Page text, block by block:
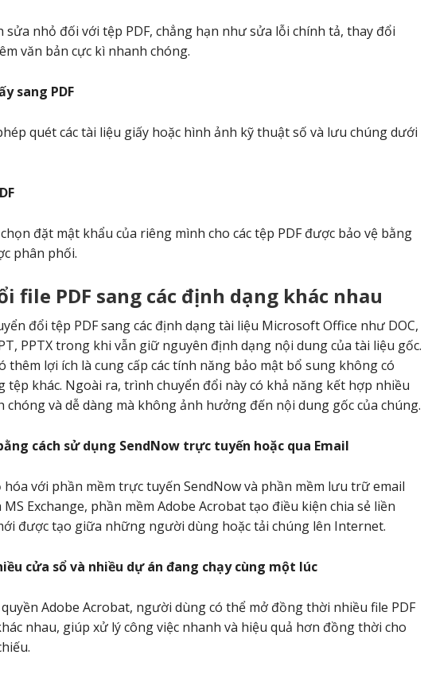
sửa nhỏ đối với tệp PDF, chẳng hạn như sửa lỗi chính tả, thay đổi
văn bản cực kì nhanh chóng.
sang PDF
quét các tài liệu giấy hoặc hình ảnh kỹ thuật số và lưu chúng dưới
đặt mật khẩu của riêng mình cho các tệp PDF được bảo vệ bằng
phân phối.
file PDF sang các định dạng khác nhau
đổi tệp PDF sang các định dạng tài liệu Microsoft Office như DOC,
PPTX trong khi vẫn giữ nguyên định dạng nội dung của tài liệu gốc.
thêm lợi ích là cung cấp các tính năng bảo mật bổ sung không có
tệp khác. Ngoài ra, trình chuyển đổi này có khả năng kết hợp nhiều
chóng và dễ dàng mà không ảnh hưởng đến nội dung gốc của chúng.
cách sử dụng SendNow trực tuyến hoặc qua Email
hóa với phần mềm trực tuyến SendNow và phần mềm lưu trữ email
Exchange, phần mềm Adobe Acrobat tạo điều kiện chia sẻ liền
được tạo giữa những người dùng hoặc tải chúng lên Internet.
cửa sổ và nhiều dự án đang chạy cùng một lúc
Adobe Acrobat, người dùng có thể mở đồng thời nhiều file PDF
nhau, giúp xử lý công việc nhanh và hiệu quả hơn đồng thời cho